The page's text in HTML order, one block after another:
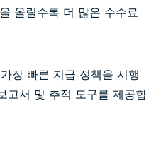
올릴수록 더 많은 수수료
장 빠른 지급 정책을 시행
고서 및 추적 도구를 제공합